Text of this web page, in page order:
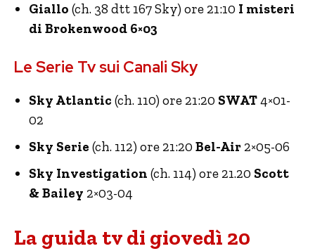
Giallo (ch. 38 dtt 167 Sky) ore 21:10 I misteri
di Brokenwood 6×03
Le Serie Tv sui Canali Sky
Sky Atlantic (ch. 110) ore 21:20 SWAT4×01-
02
Sky Serie (ch. 112) ore 21:20 Bel-Air 2×05-06
Sky Investigation (ch. 114) ore 21.20 Scott
& Bailey 2×03-04
La guida tv di giovedì 20